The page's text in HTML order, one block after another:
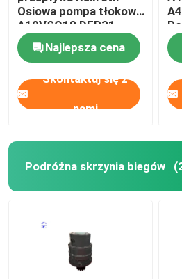
Osiowa pompa tłokowa
A10VSO18 DFR31
Napędzana olejem
hydraulicznym
Najlepsza cena
Skontaktuj się z
nami
Podróżna skrzynia biegów